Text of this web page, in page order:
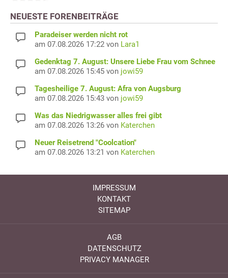
NEUESTE FORENBEITRÄGE
Paradeiser werden nicht rot
am 07.08.2026 17:22 von Lara1
Gedenktag 7. August: Unsere Liebe Frau vom Schnee
am 07.08.2026 15:45 von jowi59
Tagesheilige 7. August: Afra von Augsburg
am 07.08.2026 15:43 von jowi59
Was das Niedrigwasser alles frei gibt
am 07.08.2026 13:26 von Katerchen
Neuer Reisetrend "Coolcation"
am 07.08.2026 13:21 von Katerchen
IMPRESSUM
KONTAKT
SITEMAP
AGB
DATENSCHUTZ
PRIVACY MANAGER